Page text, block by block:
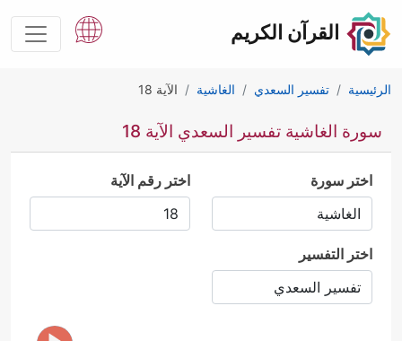
القرآن الكريم
الرئيسية تفسير السعدي الغاشية الآية 18
سورة الغاشية تفسير السعدي الآية 18
اختر سورة اختر رقم الآية
اختر التفسير